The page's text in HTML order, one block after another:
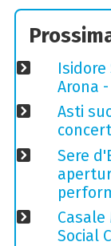
Arona
Asti
Sere
Social